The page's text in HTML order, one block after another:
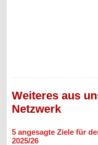
Weiteres aus
Netzwerk
5 angesagte Ziele für
2025/26